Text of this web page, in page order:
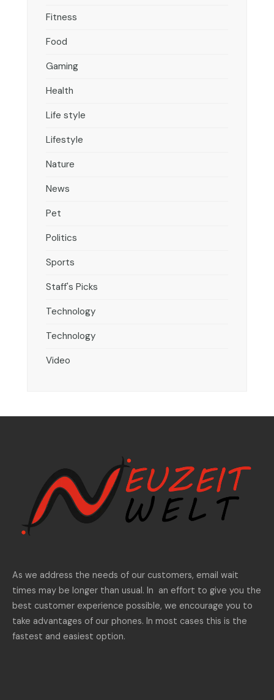
Fitness
Food
Gaming
Health
Life style
Lifestyle
Nature
News
Pet
Politics
Sports
Staff's Picks
Technology
Technology
Video
As we address the needs of our customers, email wait
times may be longer than usual. In an effort to give you the
best customer experience possible, we encourage you to
take advantages of our phones. In most cases this is the
fastest and easiest option.